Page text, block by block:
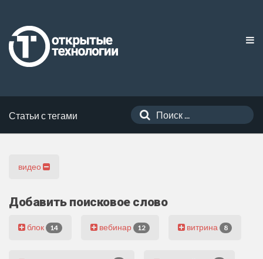
Статьи с тегами
видео
Добавить поисковое слово
блок 14 вебинар 12 витрина 8